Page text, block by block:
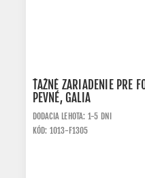
ŤAŽNÉ ZARIADENIE PRE
PEVNÉ, GALIA
DODACIA LEHOTA: 1-5 DNI
KÓD: 1013-F1305